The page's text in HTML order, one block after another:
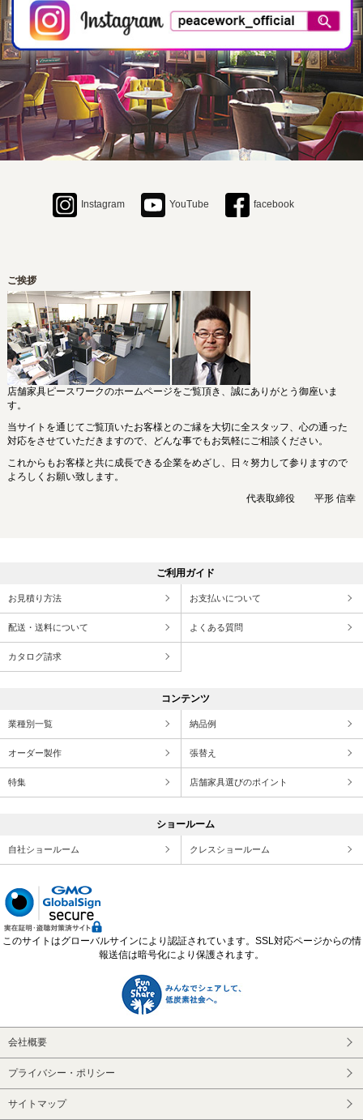
は販売特価からさらにお値引き。まずは無料お見積り依頼をお待ちしてお
ります。
2026年1月21日
【カタログ更新のお知らせ】MC（ミズノ）のカタログ製品につきまして価
格改定のお知らせです。すべての製品はカタログサイトをぜひご覧くださ
い。
2025年12月19日
【カタログ更新のお知らせ】プロシード、ニシキ、ナゼロの製品につきま
してカタログ改訂及び価格改定がございます。当ホームページでは新カタ
Instagram YouTube facebook
ご挨拶
店舗家具ピースワークのホームページをご覧頂き、誠にありがとう御座いま
す。
当サイトを通じてご覧頂いたお客様とのご縁を大切に全スタッフ、心の通った
対応をさせていただきますので、どんな事でもお気軽にご相談ください。
これからもお客様と共に成長できる企業をめざし、日々努力して参りますので
よろしくお願い致します。
代表取締役 平形 信幸
ご利用ガイド
お見積り方法 お支払いについて
配送・送料について よくある質問
カタログ請求
コンテンツ
業種別一覧 納品例
オーダー製作 張替え
特集 店舗家具選びのポイント
ショールーム
自社ショールーム クレスショールーム
このサイトはグローバルサインにより認証されています。SSL対応ページからの情
報送信は暗号化により保護されます。
会社概要
プライバシー・ポリシー
サイトマップ